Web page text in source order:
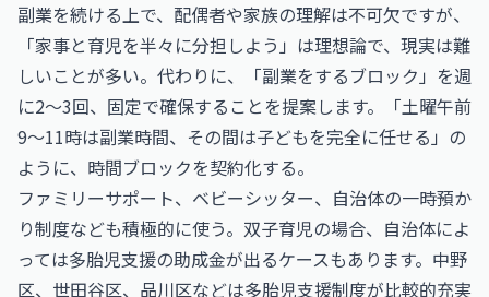
副業を続ける上で、配偶者や家族の理解は不可欠ですが、
「家事と育児を半々に分担しよう」は理想論で、現実は難
しいことが多い。代わりに、「副業をするブロック」を週
に2〜3回、固定で確保することを提案します。「土曜午前
9〜11時は副業時間、その間は子どもを完全に任せる」の
ように、時間ブロックを契約化する。
ファミリーサポート、ベビーシッター、自治体の一時預か
り制度なども積極的に使う。双子育児の場合、自治体によ
っては多胎児支援の助成金が出るケースもあります。中野
区、世田谷区、品川区などは多胎児支援制度が比較的充実